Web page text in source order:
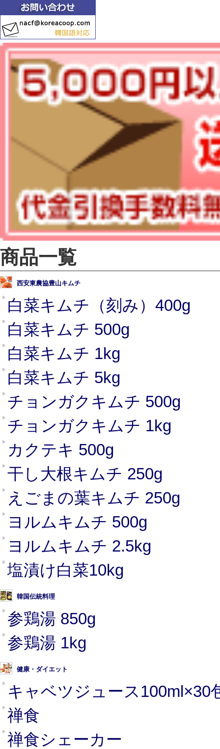
商品一覧
西安東農協豊山キムチ
白菜キムチ（刻み）400g
白菜キムチ 500g
白菜キムチ 1kg
白菜キムチ 5kg
チョンガクキムチ 500g
チョンガクキムチ 1kg
カクテキ 500g
干し大根キムチ 250g
えごまの葉キムチ 250g
ヨルムキムチ 500g
ヨルムキムチ 2.5kg
塩漬け白菜10kg
韓国伝統料理
参鶏湯 850g
参鶏湯 1kg
健康・ダイエット
キャベツジュース100ml×30
禅食
禅食シェーカー